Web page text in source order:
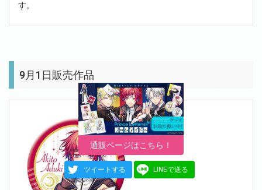
通販ページはこちら！
す。
9月1日販売作品
ツイートする LINEで送る